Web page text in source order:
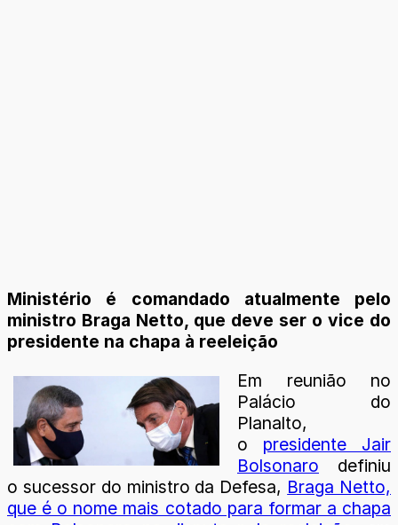
Ministério é comandado atualmente pelo
ministro Braga Netto, que deve ser o vice do
presidente na chapa à reeleição
Em reunião no
Palácio do
Planalto,
o presidente Jair
Bolsonaro definiu
o sucessor do ministro da Defesa, Braga Netto,
que é o nome mais cotado para formar a chapa